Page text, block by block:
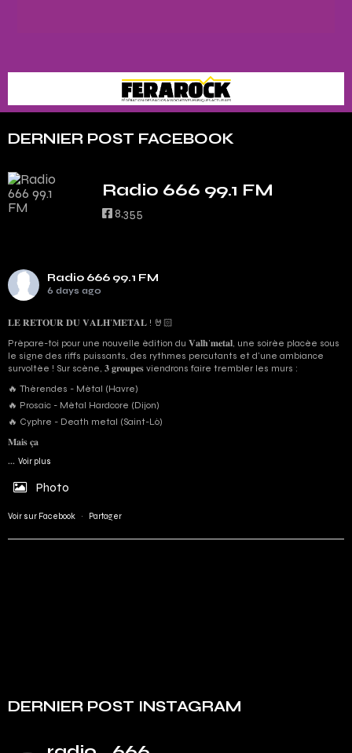
DERNIER POST FACEBOOK
Radio 666 99.1 FM
8,355
Radio 666 99.1 FM
6 days ago
𝐋𝐄 𝐑𝐄𝐓𝐎𝐔𝐑 𝐃𝐔 𝐕𝐀𝐋𝐇’𝐌𝐄𝐓𝐀𝐋 ! 🤘🏻
Prépare-toi pour une nouvelle édition du 𝐕𝐚𝐥𝐡’𝐦𝐞𝐭𝐚𝐥, une soirée placée sous
le signe des riffs puissants, des rythmes percutants et d'une ambiance
survoltée ! Sur scène, 𝟑 𝐠𝐫𝐨𝐮𝐩𝐞𝐬 viendrons faire trembler les murs :
🔥 Thérendes - Métal (Havre)
🔥 Prosaic - Métal Hardcore (Dijon)
🔥 Cyphre - Death metal (Saint-Lô)
𝐌𝐚𝐢𝐬 𝐜̧𝐚
... Voir plus
Photo
Voir sur Facebook · Partager
DERNIER POST INSTAGRAM